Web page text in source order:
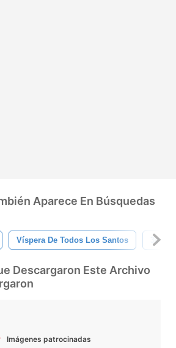
Aparece En Búsquedas
Víspera De Todos Los Santos 3d
Descargaron Este Archivo
Imágenes patrocinadas